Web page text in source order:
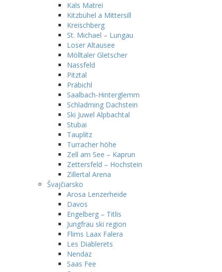
Kals Matrei
Kitzbühel a Mittersill
Kreischberg
St. Michael – Lungau
Loser Altausee
Mölltaler Gletscher
Nassfeld
Pitztal
Präbichl
Saalbach-Hinterglemm
Schladming Dachstein
Ski Juwel Alpbachtal
Stubai
Tauplitz
Turracher höhe
Zell am See – Kaprun
Zettersfeld – Hochstein
Zillertal Arena
Švajčiarsko
Arosa Lenzerheide
Davos
Engelberg – Titlis
Jungfrau ski region
Flims Laax Falera
Les Diablerets
Nendaz
Saas Fee